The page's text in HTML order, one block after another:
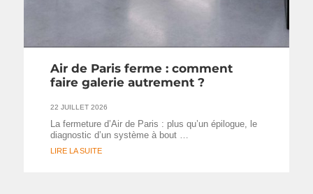
Air de Paris ferme : comment
faire galerie autrement ?
22 JUILLET 2026
La fermeture d’Air de Paris : plus qu’un épilogue, le
diagnostic d’un système à bout …
LIRE LA SUITE